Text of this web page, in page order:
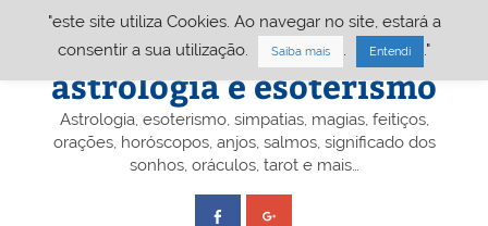
Portal A&E – Portal
astrologia e esoterismo
Astrologia, esoterismo, simpatias, magias, feitiços,
orações, horóscopos, anjos, salmos, significado dos
sonhos, oráculos, tarot e mais…
"este site utiliza Cookies. Ao navegar no site, estará a
consentir a sua utilização.
Saiba mais Entendi ."